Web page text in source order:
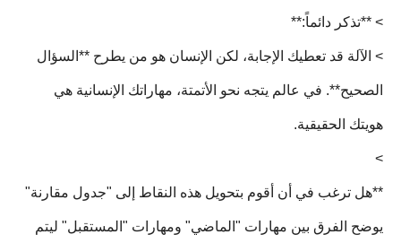
> **تذكر دائماً:**
> الآلة قد تعطيك الإجابة، لكن الإنسان هو من يطرح **السؤال
الصحيح**. في عالم يتجه نحو الأتمتة، مهاراتك الإنسانية هي
هويتك الحقيقية.
>
**هل ترغب في أن أقوم بتحويل هذه النقاط إلى "جدول مقارنة"
يوضح الفرق بين مهارات "الماضي" ومهارات "المستقبل" ليتم